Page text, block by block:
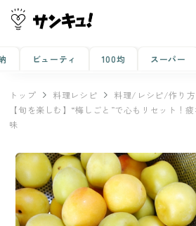
ビューティ 100均 スーパー
トップ 料理レシピ
料理/レシピ/作り方
【旬を楽しむ】“梅しごと”で心もリセット！
味